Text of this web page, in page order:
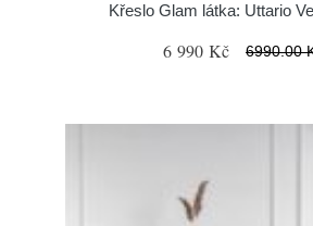
Křeslo Glam látka: Uttario
6 990 Kč 6990.00